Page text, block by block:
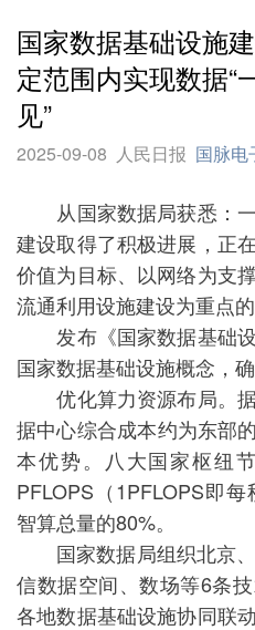
国家数据基础设施
定范围内实现数据“
见”
2025-09-08 人民日报 国脉电
从国家数据局获悉：一
建设取得了积极进展，正
价值为目标、以网络为支
流通利用设施建设为重点
发布《国家数据基础设
国家数据基础设施概念，确
优化算力资源布局。据
据中心综合成本约为东部
本优势。八大国家枢纽
PFLOPS（1PFLOPS即
智算总量的80%。
国家数据局组织北京、
信数据空间、数场等6条
各地数据基础设施协同联